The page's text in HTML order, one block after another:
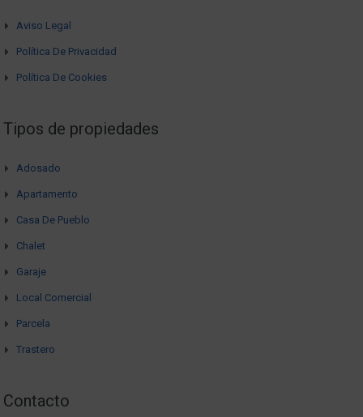
Aviso Legal
Política De Privacidad
Política De Cookies
Tipos de propiedades
Adosado
Apartamento
Casa De Pueblo
Chalet
Garaje
Local Comercial
Parcela
Trastero
Contacto